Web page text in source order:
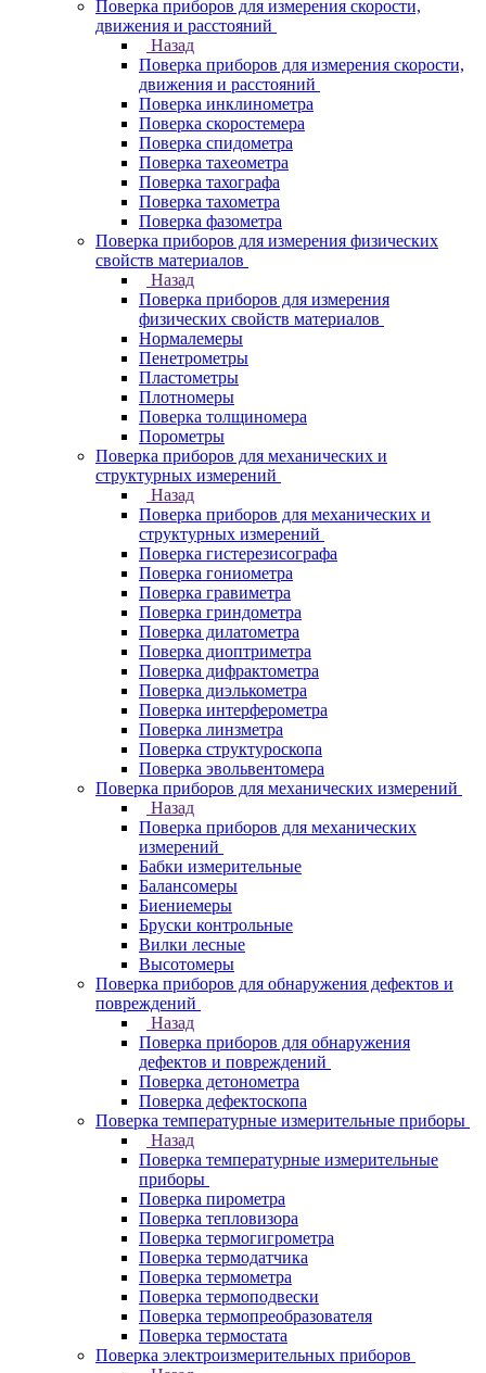
Поверка приборов для измерения скорости,
движения и расстояний
Назад
Поверка приборов для измерения скорости,
движения и расстояний
Поверка инклинометра
Поверка скоростемера
Поверка спидометра
Поверка тахеометра
Поверка тахографа
Поверка тахометра
Поверка фазометра
Поверка приборов для измерения физических
свойств материалов
Назад
Поверка приборов для измерения
физических свойств материалов
Нормалемеры
Пенетрометры
Пластометры
Плотномеры
Поверка толщиномера
Порометры
Поверка приборов для механических и
структурных измерений
Назад
Поверка приборов для механических и
структурных измерений
Поверка гистерезисографа
Поверка гониометра
Поверка гравиметра
Поверка гриндометра
Поверка дилатометра
Поверка диоптриметра
Поверка дифрактометра
Поверка диэлькометра
Поверка интерферометра
Поверка линзметра
Поверка структуроскопа
Поверка эвольвентомера
Поверка приборов для механических измерений
Назад
Поверка приборов для механических
измерений
Бабки измерительные
Балансомеры
Биениемеры
Бруски контрольные
Вилки лесные
Высотомеры
Поверка приборов для обнаружения дефектов и
повреждений
Назад
Поверка приборов для обнаружения
дефектов и повреждений
Поверка детонометра
Поверка дефектоскопа
Поверка температурные измерительные приборы
Назад
Поверка температурные измерительные
приборы
Поверка пирометра
Поверка тепловизора
Поверка термогигрометра
Поверка термодатчика
Поверка термометра
Поверка термоподвески
Поверка термопреобразователя
Поверка термостата
Поверка электроизмерительных приборов